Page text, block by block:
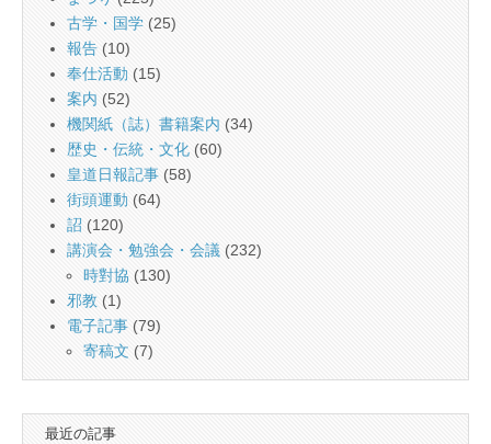
古学・国学 (25)
報告 (10)
奉仕活動 (15)
案内 (52)
機関紙（誌）書籍案内 (34)
歴史・伝統・文化 (60)
皇道日報記事 (58)
街頭運動 (64)
詔 (120)
講演会・勉強会・会議 (232)
時對協 (130)
邪教 (1)
電子記事 (79)
寄稿文 (7)
最近の記事